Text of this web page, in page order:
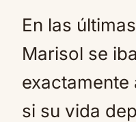
En las
Marisol se
exactamente
si su vida